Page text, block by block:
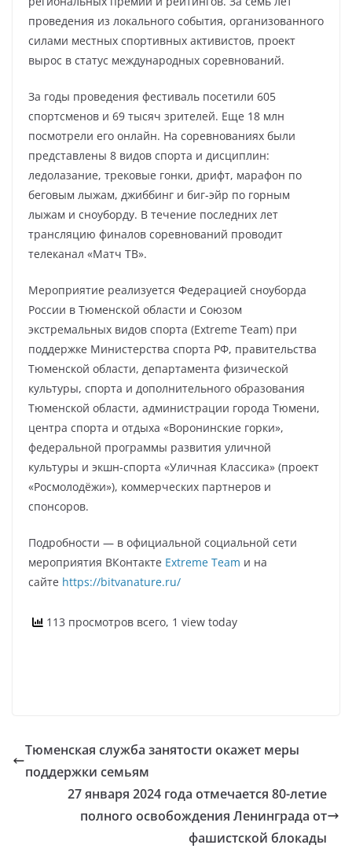
проведения из локального события, организованного
силами местных спортивных активистов, проект
вырос в статус международных соревнований.
За годы проведения фестиваль посетили 605
спортсменов и 69 тысяч зрителей. Еще 18 млн
посмотрели его онлайн. На соревнованиях были
представлены 8 видов спорта и дисциплин:
ледолазание, трековые гонки, дрифт, марафон по
беговым лыжам, джиббинг и биг-эйр по горным
лыжам и сноуборду. В течение последних лет
трансляцию финалов соревнований проводит
телеканал «Матч ТВ».
Мероприятие реализуется Федерацией сноуборда
России в Тюменской области и Союзом
экстремальных видов спорта (Extreme Team) при
поддержке Министерства спорта РФ, правительства
Тюменской области, департамента физической
культуры, спорта и дополнительного образования
Тюменской области, администрации города Тюмени,
центра спорта и отдыха «Воронинские горки»,
федеральной программы развития уличной
культуры и экшн-спорта «Уличная Классика» (проект
«Росмолодёжи»), коммерческих партнеров и
спонсоров.
Подробности — в официальной социальной сети
мероприятия ВКонтакте Extreme Team и на
сайте https://bitvanature.ru/
113 просмотров всего, 1 view today
Тюменская служба занятости окажет меры
поддержки семьям
27 января 2024 года отмечается 80-летие
полного освобождения Ленинграда от
фашистской блокады